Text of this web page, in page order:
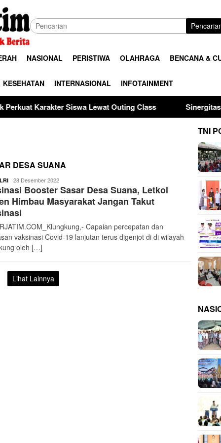
NASIONAL PERISTIWA OLAHRAGA BENCANA &
KESEHATAN INTERNASIONAL INFOTAINMENT
Lewat Outing Class Sinergitas Penegak Hukum,
DESA SUANA
ardy28 Desember 2022
Booster Sasar Desa Suana, Letkol
Himbau Masyarakat Jangan Takut
Capaian percepatan dan
vaksinasi Covid-19 lanjutan terus digenjot di di wilayah
oleh […]
Lihat Lainnya
TNI